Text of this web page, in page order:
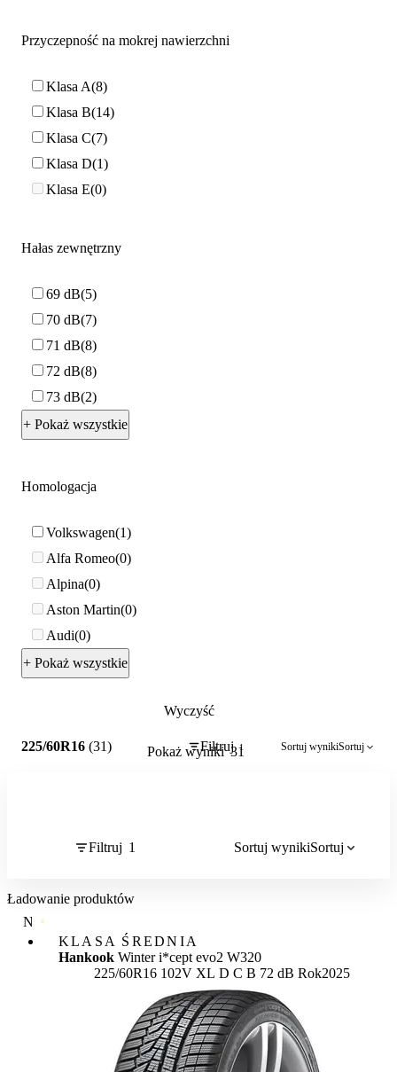
Przyczepność na mokrej nawierzchni
Klasa A 8
Klasa B 14
Klasa C 7
Klasa D 1
Klasa E 0
Hałas zewnętrzny
69 dB 5
70 dB 7
71 dB 8
72 dB 8
73 dB 2
+ Pokaż wszystkie
Homologacja
Volkswagen 1
Alfa Romeo 0
Alpina 0
Aston Martin 0
Audi 0
+ Pokaż wszystkie
Wyczyść
Pokaż wyniki 31
225/60R16 (31) Filtruj 1 Sortuj wynikiSortuj
Filtruj 1 Sortuj wynikiSortuj
Ładowanie produktów
NAJWYŻSZA JAKOŚĆ
KLASA ŚREDNIA
Hankook Winter i*cept evo2 W320
225/60R16 102V XL Etykieta:
D C B 72 dB Rok2025